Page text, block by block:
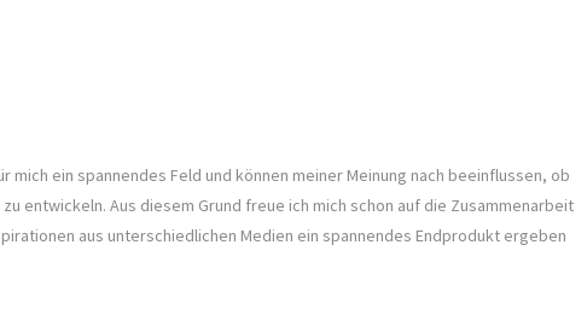
ein spannendes Feld und können meiner Meinung nach beeinflussen, ob
entwickeln. Aus diesem Grund freue ich mich schon auf die Zusammenarbeit
aus unterschiedlichen Medien ein spannendes Endprodukt ergeben